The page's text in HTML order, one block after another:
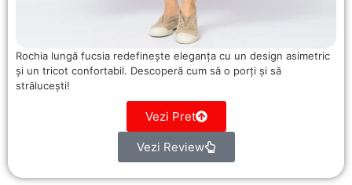
Rochia lungă fucsia redefinește eleganța cu un design asimetric
și un tricot confortabil. Descoperă cum să o porți și să
strălucești!
Vezi Pret
Vezi Review